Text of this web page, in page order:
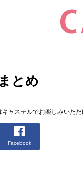
とめ
ャステルでお楽しみいただ
Facebook